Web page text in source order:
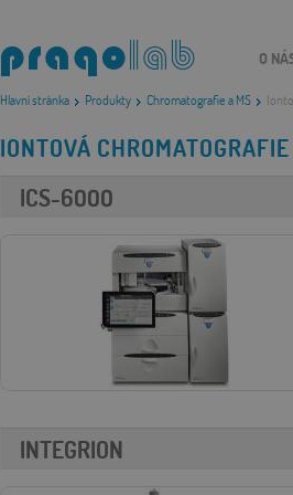
Hlavní stránka Produkty Chromatografie a MS
O
IONTOVÁ CHROMATOGRAFIE
ICS-6000
INTEGRION